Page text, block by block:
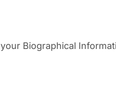
Biographical